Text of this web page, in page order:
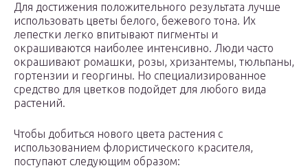
Для достижения положительного результата лучше
использовать цветы белого, бежевого тона. Их
лепестки легко впитывают пигменты и
окрашиваются наиболее интенсивно. Люди часто
окрашивают ромашки, розы, хризантемы, тюльпаны,
гортензии и георгины. Но специализированное
средство для цветков подойдет для любого вида
растений.
Чтобы добиться нового цвета растения с
использованием флористического красителя,
поступают следующим образом: